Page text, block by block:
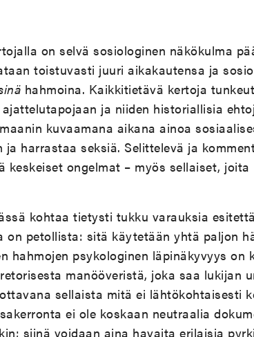
on selvä sosiologinen näkökulma
toistuvasti juuri aikakautensa ja
hahmoina. Kaikkitietävä kertoja
ja niiden historiallisia
kuvaamana aikana ainoa
harrastaa seksiä. Selittelevä ja
keskeiset ongelmat – myös sellaiset, joita
kohtaa tietysti tukku varauksia
on petollista: sitä käytetään yhtä paljon
hahmojen psykologinen läpinäkyvyys on
manööveristä, joka saa lukijan
sellaista mitä ei lähtökohtaisesti
ei ole koskaan neutraalia
siinä voidaan aina havaita erilaisia